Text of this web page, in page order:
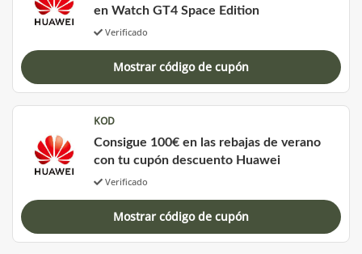
en Watch GT4 Space Edition
Verificado
Mostrar código de cupón
KOD
Consigue 100€ en las rebajas de verano
con tu cupón descuento Huawei
Verificado
Mostrar código de cupón